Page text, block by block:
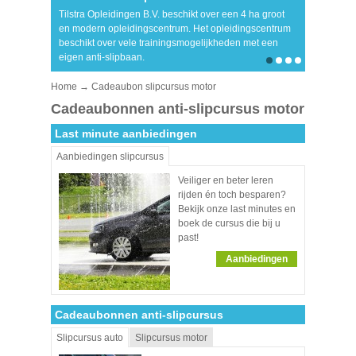
Tilstra Opleidingen B.V. beschikt over een 4 ha groot
en modern opleidingscentrum. Het opleidingscentrum
beschikt over vele trainingsmogelijkheden met een
eigen anti-slipbaan.
Home → Cadeaubon slipcursus motor
Cadeaubonnen anti-slipcursus motor
Last minute aanbiedingen
Veiliger en beter leren
rijden én toch besparen?
Bekijk onze last minutes en
boek de cursus die bij u
past!
Aanbiedingen
Aanbiedingen slipcursus
Cadeaubonnen anti-slipcursus
Slipcursus auto Slipcursus motor